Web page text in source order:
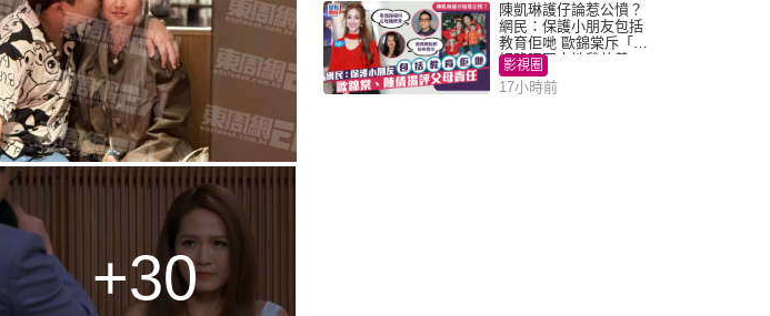
+30
陳凱琳護仔論惹公憤？
網民：保護小朋友包括
教育佢哋 歐錦棠斥「養
細路唔同走地雞放養」
影視圈
17小時前